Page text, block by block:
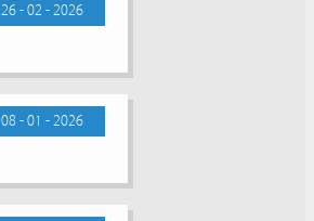
26 - 02 - 2026
08 - 01 - 2026